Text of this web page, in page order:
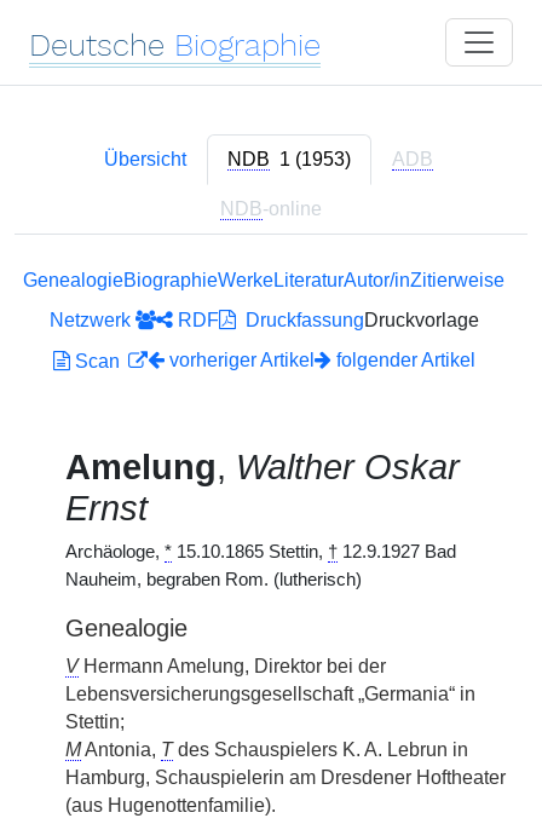
Deutsche Biographie
Übersicht NDB 1 (1953) ADB
NDB-online
GenealogieBiographieWerkeLiteraturAutor/inZitierweise
Netzwerk
RDF DruckfassungDruckvorlage
Scan
vorheriger Artikel folgender Artikel
Amelung, Walther Oskar
Ernst
Archäologe, * 15.10.1865 Stettin, † 12.9.1927 Bad
Nauheim, begraben Rom. (lutherisch)
Genealogie
VHermann Amelung, Direktor bei der
Lebensversicherungsgesellschaft „Germania“ in
Stettin;
MAntonia, Tdes Schauspielers K. A. Lebrun in
Hamburg, Schauspielerin am Dresdener Hoftheater
(aus Hugenottenfamilie).